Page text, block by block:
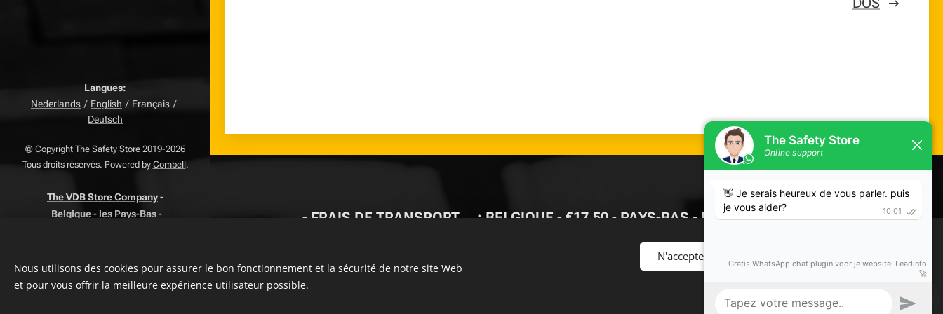
- FRAIS DE TRANSPORT🚚: BELGIQUE - €17,50 - PAYS-BAS - LUXEMBOURG €24,50-
-LIVRAISON GRATUITE À PARTIR DE €500
© Copyright The Safety Store 2019-2026
Tous droits réservés. Powered by Combell.
The VDB Store Company-
Belgique- les Pays-Bas -
Termes Et Conditions-Page des
plaintes- Page de retour-Droit de
Langues
Nederlands
English
Français
Deutsch
Nous utilisons des cookies pour assurer le bon fonctionnement et la sécurité de notre site Web
et pour vous offrir la meilleure expérience utilisateur possible.
N'acceptez que le nécessaire
Ouvrir les paramètres avancés